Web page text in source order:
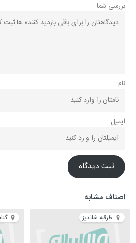
بررسی شما
نام
ایمیل
ثبت دیدگاه
اصناف مشابه
طرقبه شاندیز